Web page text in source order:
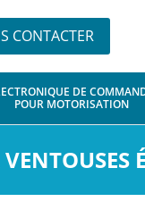
CONTACTER
DE
POUR MOTORISATION